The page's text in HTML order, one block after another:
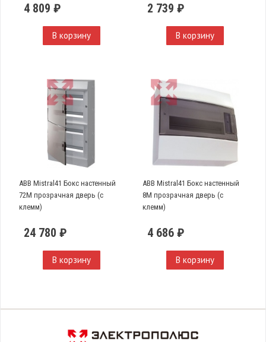
4 809 ₽
В корзину
2 739 ₽
В корзину
ABB Mistral41 Бокс настенный
72М прозрачная дверь (с
клемм)
24 780 ₽
В корзину
ABB Mistral41 Бокс настенный
8М прозрачная дверь (с
клемм)
4 686 ₽
В корзину